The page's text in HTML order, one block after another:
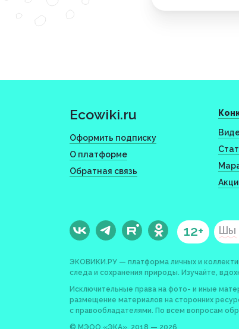
Ecowiki.ru
Оформить подписку
О платформе
Обратная связь
12+ Шы
ЭКОВИКИ.РУ — платформа личных и
следа и сохранения природы. Изучайте,
Исключительные права на фото- и иные
размещение материалов на сторонних
с правообладателями. По всем вопросам
© МЭОО «ЭКА», 2018 — 2026